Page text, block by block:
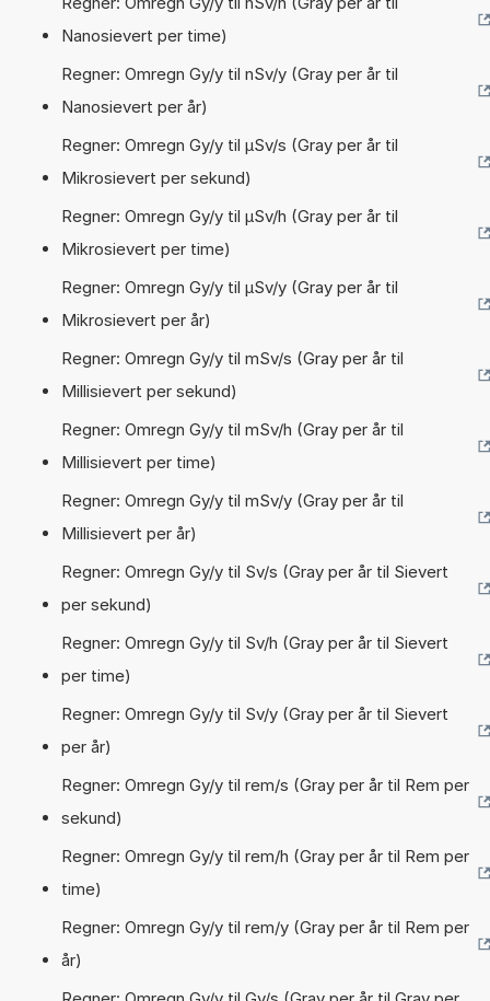
Nanosievert per time)
Regner: Omregn Gy/y til nSv/y (Gray per år til
Nanosievert per år)
Regner: Omregn Gy/y til µSv/s (Gray per år til
Mikrosievert per sekund)
Regner: Omregn Gy/y til µSv/h (Gray per år til
Mikrosievert per time)
Regner: Omregn Gy/y til µSv/y (Gray per år til
Mikrosievert per år)
Regner: Omregn Gy/y til mSv/s (Gray per år til
Millisievert per sekund)
Regner: Omregn Gy/y til mSv/h (Gray per år til
Millisievert per time)
Regner: Omregn Gy/y til mSv/y (Gray per år til
Millisievert per år)
Regner: Omregn Gy/y til Sv/s (Gray per år til Sievert
per sekund)
Regner: Omregn Gy/y til Sv/h (Gray per år til Sievert
per time)
Regner: Omregn Gy/y til Sv/y (Gray per år til Sievert
per år)
Regner: Omregn Gy/y til rem/s (Gray per år til Rem per
sekund)
Regner: Omregn Gy/y til rem/h (Gray per år til Rem per
time)
Regner: Omregn Gy/y til rem/y (Gray per år til Rem per
år)